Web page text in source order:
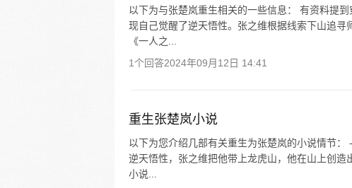
以下为与张楚岚重生相关的一些信息： 有资料提
现自己觉醒了逆天悟性。张之维根据线索下山追
《一人之...
1个回答2024年09月12日 14:41
重生张楚岚小说
以下为您介绍几部有关重生为张楚岚的小说情节
逆天悟性，张之维把他带上龙虎山，他在山上创
小说...